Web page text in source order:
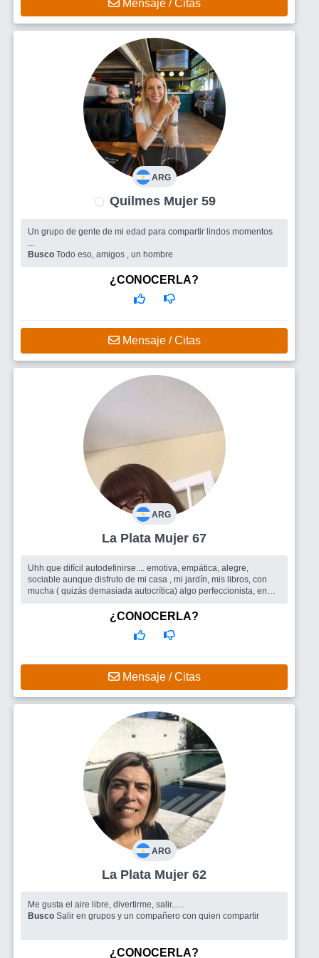
Mensaje / Citas
ARG
Quilmes Mujer 59
Un grupo de gente de mi edad para compartir lindos momentos
Busco Todo eso, amigos , un hombre
¿CONOCERLA?
Mensaje / Citas
ARG
La Plata Mujer 67
Uhh que difícil autodefinirse.... emotiva, empática, alegre,
sociable aunque disfruto de mi casa , mi jardín, mis libros, con
mucha ( quizás demasiada autocrítica) algo perfeccionista, en
Todo lo que el sitio pueda ofrecer, amigas/os para
compartir encuentros, salidas grupales, y quizás porque no un
¿CONOCERLA?
Mensaje / Citas
ARG
La Plata Mujer 62
Me gusta el aire libre, divertirme, salir......
Busco Salir en grupos y un compañero con quien compartir
¿CONOCERLA?